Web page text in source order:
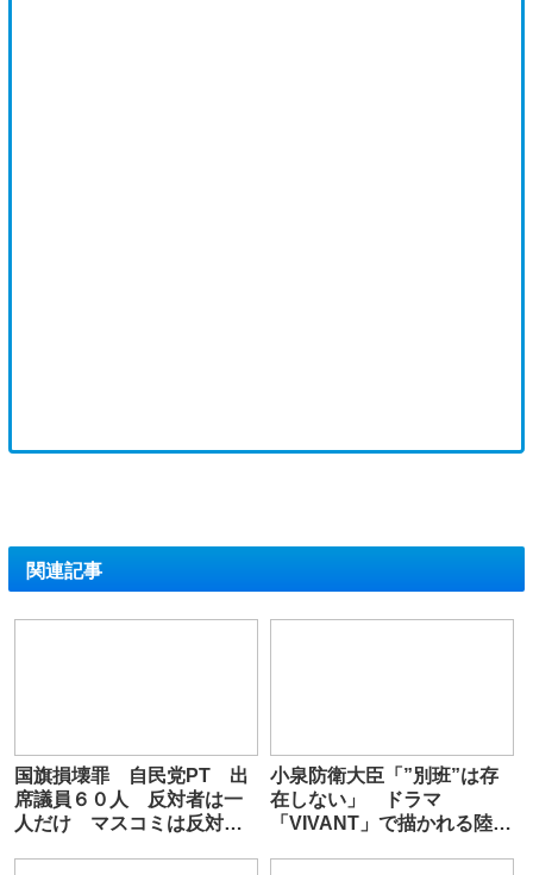
関連記事
国旗損壊罪 自民党PT 出
席議員６０人 反対者は一
人だけ マスコミは反対者
小泉防衛大臣「”別班”は存
在しない」 ドラマ
「VIVANT」で描かれる陸自